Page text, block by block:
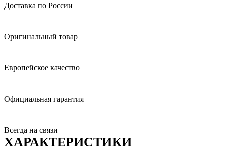
Доставка по России
Оригинальный товар
Европейское качество
Официальная гарантия
Всегда на связи
ХАРАКТЕРИСТИКИ